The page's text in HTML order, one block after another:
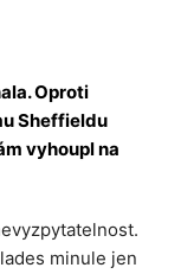
Oproti
Sheffieldu
vyhoupl na
minule jen